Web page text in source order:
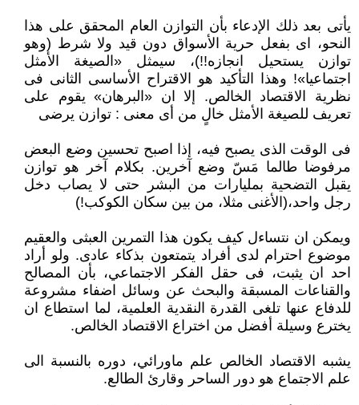
يأتى بعد ذلك الإدعاء بأن التوازن العام المحقق على هذا
النحو، اى بفعل حرية الأسواق دون قيد ولا شرط (وهو
توازن يستحيل انجازه!!)، سيمثل «الصيغة الأمثل
اجتماعيا»! وهذا التأكيد هو الاقتراح الأساسى الثانى فى
نظرية الاقتصاد الخالص. إلا ان «البرهان» يقوم على
تعريف للصيغة الأمثل خالٍ من أى معنى : توازن يرضى
فى الوقت الذى يصبح فيه، إذا اصبح تحسين وضع البعض
مرفوضا طالما مَسّ وضع آخرين. بكلام آخر هو توازن
يقبل التضحية بمليارات من البشر حتى لا يصاب دخل
رجل واحد،(الأغنى مثلا، من بين سكان الكوكب!)
ويمكن ان نتساءل كيف يكون هذا التمرين العبثى والعقيم
موضوع احترام لدى أفراد يتمتعون بذكاء عادى. ولو أراد
احد ان يثبت، فى حقل الفكر الاجتماعي، بأن المصالح
والقناعات المسبقة والبحث عن وسائل اضفاء مشروعة
للدفاع عنها تلغى القدرة النقدية العلمية، لما استطاع ان
يخترع وسيلة أفضل من اختراع الاقتصاد الخالص.
يشبه الاقتصاد الخالص علم ماورائي، دوره بالنسبة الى
علم الاجتماع هو دور الساحر وقارئ الطالع.